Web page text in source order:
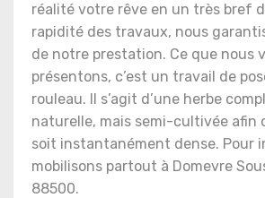
réalité votre rêve en un très bref
rapidité des travaux, nous
de notre prestation. Ce que nous
présentons, c’est un travail de
rouleau. Il s’agit d’une herbe
naturelle, mais semi-cultivée afin
soit instantanément dense. Pour
mobilisons partout à Domevre
88500.